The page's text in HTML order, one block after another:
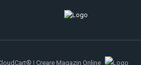
| Creare Magazin Online